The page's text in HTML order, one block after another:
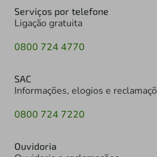
Serviços por telefone
Ligação gratuita
0800 724 4770
SAC
Informações, elogios e
0800 724 7220
Ouvidoria